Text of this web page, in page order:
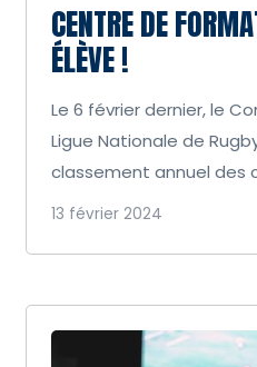
CENTRE DE
ÉLÈVE !
Le 6 février dernier, le
Ligue Nationale de
classement annuel des
[…]
13 février 2024